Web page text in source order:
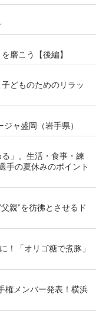
磨こう【後編】
どものためのリラッ
ャ盛岡（岩手県）
」。生活・食事・練
手の夏休みのポイント
親”を彷彿とさせるド
！「オリゴ糖で煮豚」
権メンバー発表！横浜